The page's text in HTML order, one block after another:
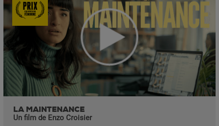
LA MAINTENANCE
Un film de Enzo Croisier